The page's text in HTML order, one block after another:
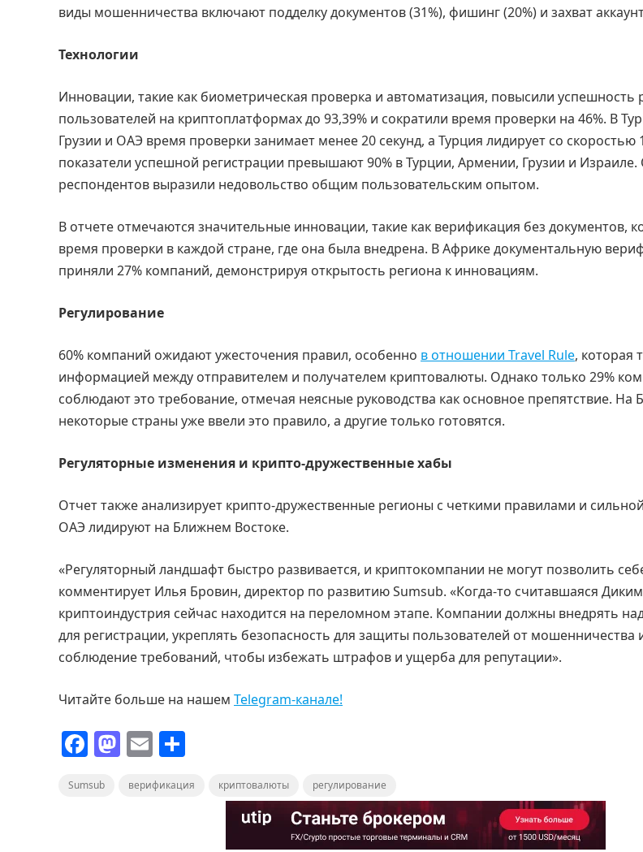
виды мошенничества включают подделку документов (31%), фишинг (20%) и захват
Технологии
Инновации, такие как биометрическая проверка и автоматизация, повысили успешность
пользователей на криптоплатформах до 93,39% и сократили время проверки на 46%. В
Грузии и ОАЭ время проверки занимает менее 20 секунд, а Турция лидирует со скоростью
показатели успешной регистрации превышают 90% в Турции, Армении, Грузии и Израиле.
респондентов выразили недовольство общим пользовательским опытом.
В отчете отмечаются значительные инновации, такие как верификация без документов,
время проверки в каждой стране, где она была внедрена. В Африке документальную
приняли 27% компаний, демонстрируя открытость региона к инновациям.
Регулирование
60% компаний ожидают ужесточения правил, особенно в отношении Travel Rule, которая
информацией между отправителем и получателем криптовалюты. Однако только 29%
соблюдают это требование, отмечая неясные руководства как основное препятствие. На
некоторые страны уже ввели это правило, а другие только готовятся.
Регуляторные изменения и крипто-дружественные хабы
Отчет также анализирует крипто-дружественные регионы с четкими правилами и
ОАЭ лидируют на Ближнем Востоке.
«Регуляторный ландшафт быстро развивается, и криптокомпании не могут позволить
комментирует Илья Бровин, директор по развитию Sumsub. «Когда-то считавшаяся
криптоиндустрия сейчас находится на переломном этапе. Компании должны внедрять
для регистрации, укреплять безопасность для защиты пользователей от мошенничества
соблюдение требований, чтобы избежать штрафов и ущерба для репутации».
Читайте больше на нашем Telegram-канале!
F
c
M
st
E
ai п
Sumsub верификация криптовалюты регулирование